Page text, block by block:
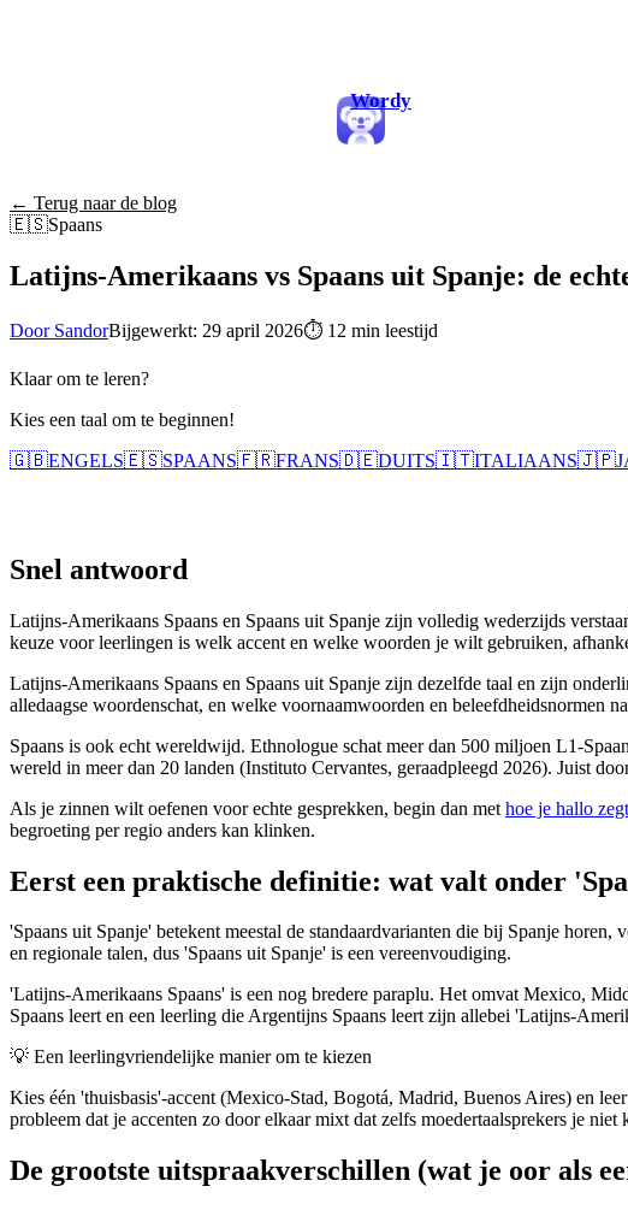
Wordy
← Terug naar de blog
🇪🇸Spaans
Latijns-Amerikaans vs Spaans uit Spanje: de
Door SandorBijgewerkt: 29 april 2026⏱ 12 min leestijd
Klaar om te leren?
Kies een taal om te beginnen!
🇬🇧ENGELS🇪🇸SPAANS🇫🇷FRANS🇩🇪DUITS🇮🇹ITALIAANS🇯🇵
Snel antwoord
Latijns-Amerikaans Spaans en Spaans uit Spanje zijn volledig wederzijds
keuze voor leerlingen is welk accent en welke woorden je wilt gebruiken,
Latijns-Amerikaans Spaans en Spaans uit Spanje zijn dezelfde taal en zijn
alledaagse woordenschat, en welke voornaamwoorden en beleefdheidsnormen
Spaans is ook echt wereldwijd. Ethnologue schat meer dan 500 miljoen L1-
wereld in meer dan 20 landen (Instituto Cervantes, geraadpleegd 2026). Juist
Als je zinnen wilt oefenen voor echte gesprekken, begin dan met hoe je hallo
begroeting per regio anders kan klinken.
Eerst een praktische definitie: wat valt onder
'Spaans uit Spanje' betekent meestal de standaardvarianten die bij Spanje
en regionale talen, dus 'Spaans uit Spanje' is een vereenvoudiging.
'Latijns-Amerikaans Spaans' is een nog bredere paraplu. Het omvat Mexico,
Spaans leert en een leerling die Argentijns Spaans leert zijn allebei 'Latijns-
💡 Een leerlingvriendelijke manier om te kiezen
Kies één 'thuisbasis'-accent (Mexico-Stad, Bogotá, Madrid, Buenos Aires) en
probleem dat je accenten zo door elkaar mixt dat zelfs moedertaalsprekers je niet
De grootste uitspraakverschillen (wat je oor als